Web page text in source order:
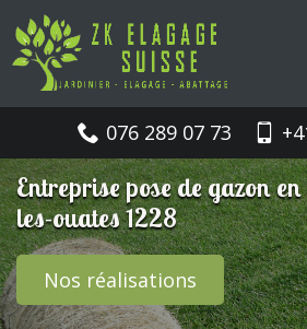
076 289 07 73
Entreprise pose de gazon
les-ouates 1228
Nos réalisations